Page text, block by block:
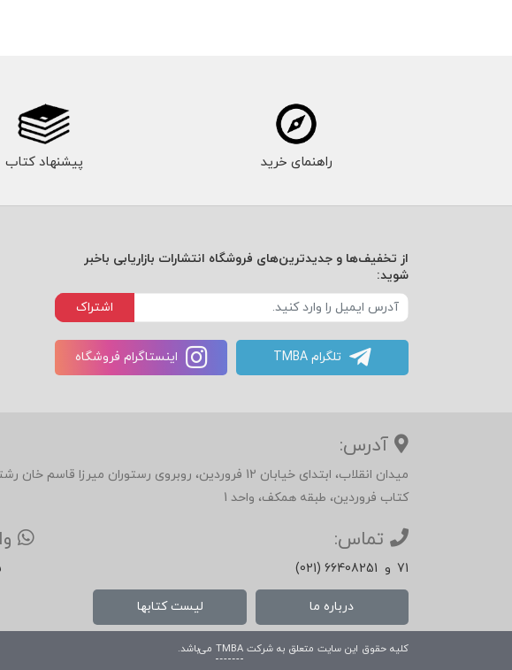
راهنمای خرید پیشنهاد کتاب
از تخفیف‌ها و جدیدترین‌های فروشگاه انتشارات بازاریابی باخبر
شوید:
اشتراک
تلگرام TMBA اینستاگرام فروشگاه
آدرس:
میدان انقلاب، ابتدای خیابان 12 فروردین، روبروی رستوران میرزا
کتاب فروردین، طبقه همکف، واحد 1
تماس:
(021) 66408251 و 71
درباره ما لیست کتابها
کلیه حقوق این سایت متعلق به شرکت TMBA می‌باشد.